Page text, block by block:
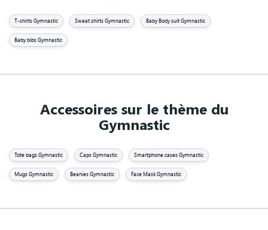
T-shirts Gymnastic Sweat shirts Gymnastic Baby Body suit Gymnastic
Baby bibs Gymnastic
Accessoires sur le thème du
Gymnastic
Tote bags Gymnastic Caps Gymnastic Smartphone cases Gymnastic
Mugs Gymnastic Beanies Gymnastic Face Mask Gymnastic